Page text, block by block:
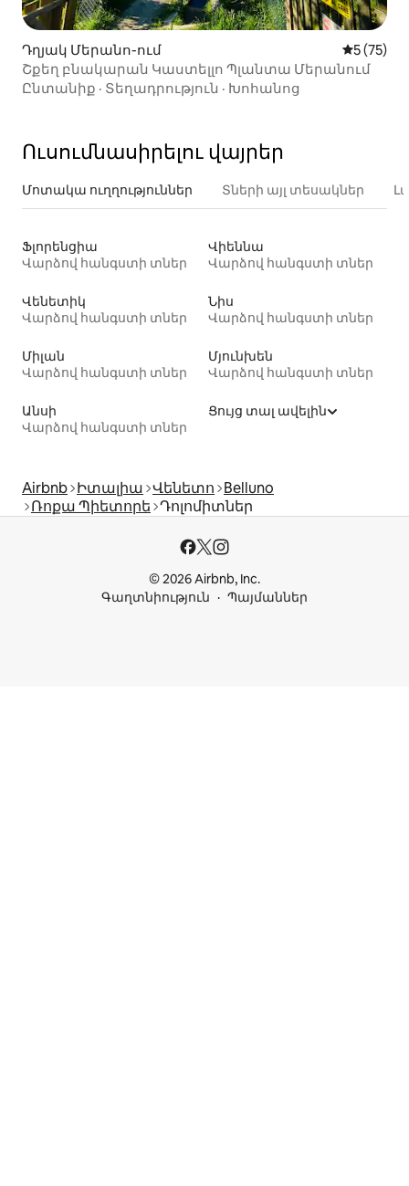
Դղյակ Մերանո-ում Միջին
5 (75)
Շքեղ բնակարան Կաստելլո Պլանտա Մերանում
Ընտանիք · Տեղադրություն · Խոհանոց
Ուսումնասիրելու վայրեր
Մոտակա ուղղություններ Տների այլ տեսակներ
Ֆլորենցիա
Վարձով հանգստի տներ
Վիեննա
Վարձով հանգստի տներ
Վենետիկ
Վարձով հանգստի տներ
Նիս
Վարձով հանգստի տներ
Միլան
Վարձով հանգստի տներ
Մյունխեն
Վարձով հանգստի տներ
Անսի
Վարձով հանգստի տներ
Ցույց տալ ավելին
Airbnb Իտալիա Վենետո Belluno
Ռոքա Պիետորե Դոլոմիտներ
© 2026 Airbnb, Inc.
Գաղտնիություն
Պայմաններ